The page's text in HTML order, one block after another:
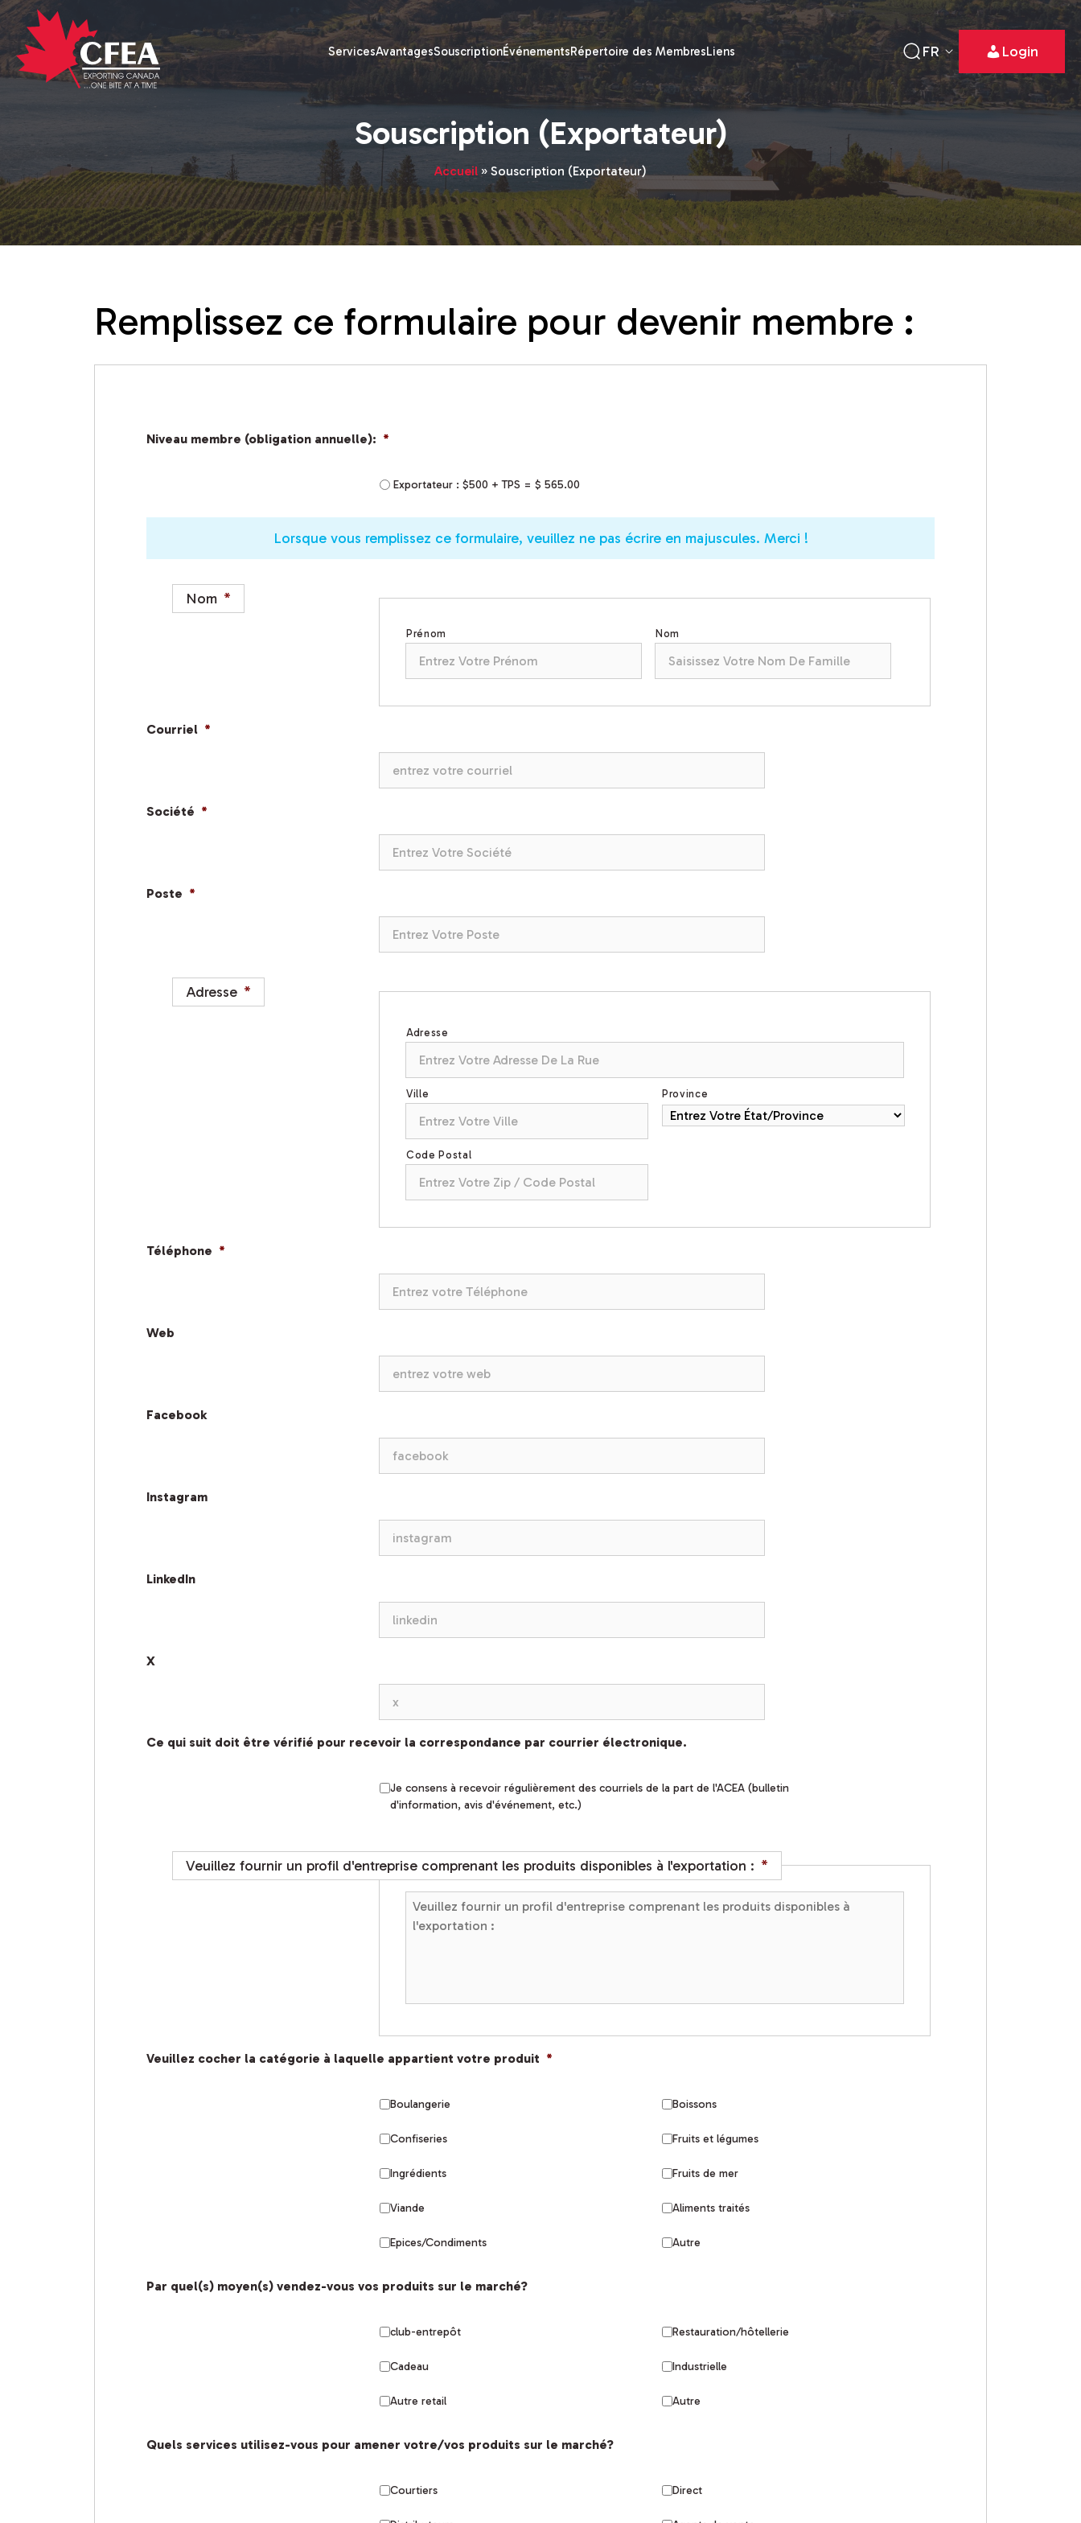
ServicesAvantagesSouscriptionÉvénementsRépertoire des MembresLiens FR Login
Souscription (Exportateur)
Accueil » Souscription (Exportateur)
Remplissez ce formulaire pour devenir membre :
Niveau membre (obligation annuelle): *
Exportateur : $500 + TPS = $ 565.00
Lorsque vous remplissez ce formulaire, veuillez ne pas écrire en majuscules. Merci !
Nom *
Prénom Nom
Courriel *
Société *
Poste *
Adresse *
Adresse
Ville Province
Code Postal
Téléphone *
Web
Facebook
Instagram
LinkedIn
X
Ce qui suit doit être vérifié pour recevoir la correspondance par courrier électronique.
Je consens à recevoir régulièrement des courriels de la part de l'ACEA (bulletin
d'information, avis d'événement, etc.)
Veuillez fournir un profil d'entreprise comprenant les produits disponibles à l'exportation : *
Veuillez cocher la catégorie à laquelle appartient votre produit *
Boulangerie Boissons
Confiseries Fruits et légumes
Ingrédients Fruits de mer
Viande Aliments traités
Épices/Condiments Autre
Par quel(s) moyen(s) vendez-vous vos produits sur le marché?
club-entrepôt Restauration/hôtellerie
Cadeau Industrielle
Autre retail Autre
Quels services utilisez-vous pour amener votre/vos produits sur le marché?
Courtiers Direct